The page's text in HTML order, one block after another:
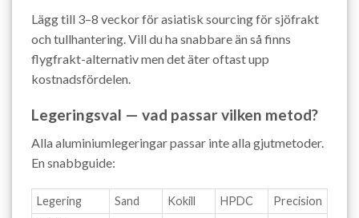
Lägg till 3–8 veckor för asiatisk sourcing för sjöfrakt
och tullhantering. Vill du ha snabbare än så finns
flygfrakt-alternativ men det äter oftast upp
kostnadsfördelen.
Legeringsval — vad passar vilken metod?
Alla aluminiumlegeringar passar inte alla gjutmetoder.
En snabbguide:
Legering Sand Kokill HPDC
Precision